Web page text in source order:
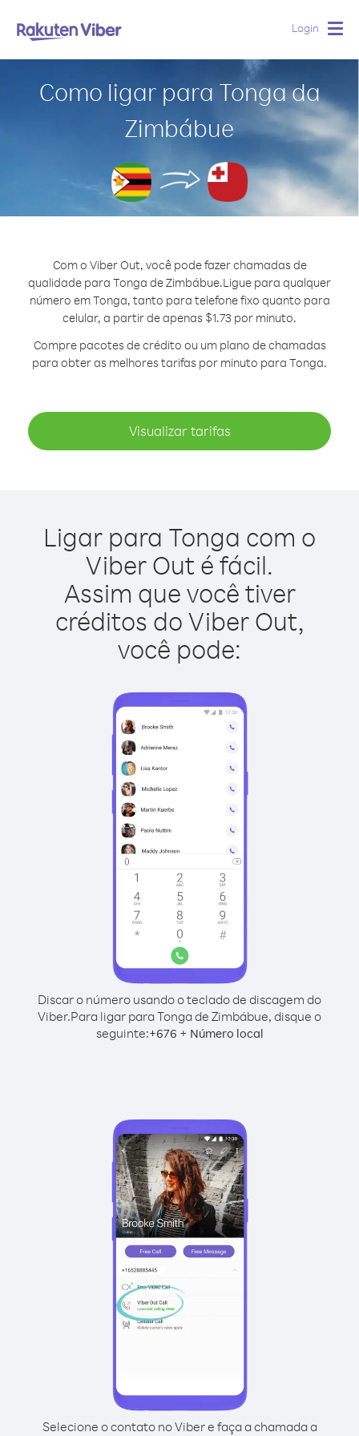
Login
Como ligar para Tonga da
Zimbábue
Com o Viber Out, você pode fazer chamadas de
qualidade para Tonga de Zimbábue.Ligue para qualquer
número em Tonga, tanto para telefone fixo quanto para
celular, a partir de apenas $1.73 por minuto.
Compre pacotes de crédito ou um plano de chamadas
para obter as melhores tarifas por minuto para Tonga.
Visualizar tarifas
Ligar para Tonga com o
Viber Out é fácil.
Assim que você tiver
créditos do Viber Out,
você pode:
Discar o número usando o teclado de discagem do
Viber.Para ligar para Tonga de Zimbábue, disque o
seguinte:+676 + Número local
Selecione o contato no Viber e faça a chamada a